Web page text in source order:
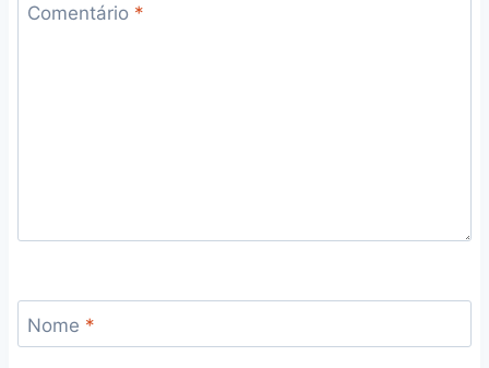
Comentário *
Nome *